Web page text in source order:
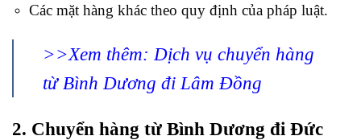
Các mặt hàng khác theo quy định của pháp luật.
>>Xem thêm: Dịch vụ chuyển hàng
từ Bình Dương đi Lâm Đồng
2. Chuyển hàng từ Bình Dương đi Đức